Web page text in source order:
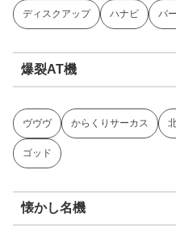
ディスクアップ ハナビ バ
爆裂AT機
ヴヴヴ からくりサーカス
ゴッド
懐かし名機